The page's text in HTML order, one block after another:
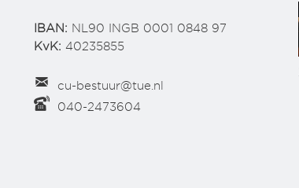
IBAN: NL90 INGB 0001 0848 97
KvK: 40235855
cu-bestuur@tue.nl
040-2473604